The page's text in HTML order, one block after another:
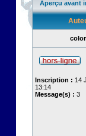
Aperçu avant
Inscription : 14
13:14
Message(s) : 3